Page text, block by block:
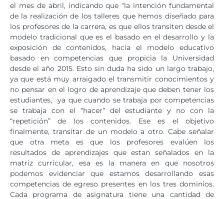
el mes de abril, indicando que “la intención fundamental
de la realización de los talleres que hemos diseñado para
los profesores de la carrera, es que ellos transiten desde el
modelo tradicional que es el basado en el desarrollo y la
exposición de contenidos, hacia el modelo educativo
basado en competencias que propicia la Universidad
desde el año 2015. Esto sin duda ha sido un largo trabajo,
ya que está muy arraigado el transmitir conocimientos y
no pensar en el logro de aprendizaje que deben tener los
estudiantes, ya que cuando se trabaja por competencias
se trabaja con el “hacer” del estudiante y no con la
“repetición” de los contenidos. Ese es el objetivo
finalmente, transitar de un modelo a otro. Cabe señalar
que otra meta es que los profesores evalúen los
resultados de aprendizajes que estan señalados en la
matriz curricular, esa es la manera en que nosotros
podemos evidenciar que estamos desarrollando esas
competencias de egreso presentes en los tres dominios.
Cada programa de asignatura tiene una cantidad de